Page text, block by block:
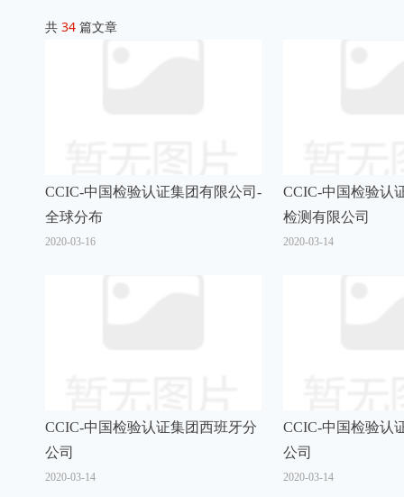
共 34 篇文章
CCIC-中国检验认证集团有限公司-
全球分布
2020-03-16
CCIC-中国检验认
检测有限公司
2020-03-14
CCIC-中国检验认证集团西班牙分
公司
2020-03-14
CCIC-中国检验认
公司
2020-03-14